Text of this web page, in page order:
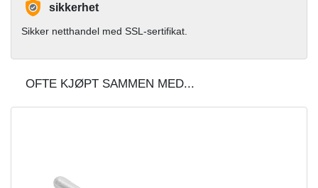
sikkerhet
Sikker netthandel med SSL-sertifikat.
OFTE KJØPT SAMMEN MED...